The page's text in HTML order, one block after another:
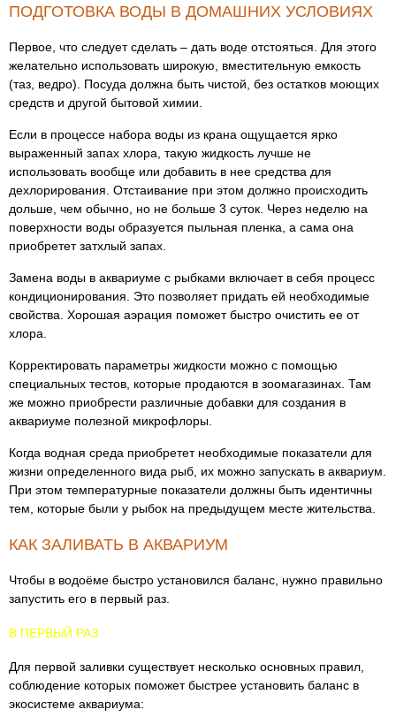
ПОДГОТОВКА ВОДЫ В ДОМАШНИХ УСЛОВИЯХ
Первое, что следует сделать – дать воде отстояться. Для этого
желательно использовать широкую, вместительную емкость
(таз, ведро). Посуда должна быть чистой, без остатков моющих
средств и другой бытовой химии.
Если в процессе набора воды из крана ощущается ярко
выраженный запах хлора, такую жидкость лучше не
использовать вообще или добавить в нее средства для
дехлорирования. Отстаивание при этом должно происходить
дольше, чем обычно, но не больше 3 суток. Через неделю на
поверхности воды образуется пыльная пленка, а сама она
приобретет затхлый запах.
Замена воды в аквариуме с рыбками включает в себя процесс
кондиционирования. Это позволяет придать ей необходимые
свойства. Хорошая аэрация поможет быстро очистить ее от
хлора.
Корректировать параметры жидкости можно с помощью
специальных тестов, которые продаются в зоомагазинах. Там
же можно приобрести различные добавки для создания в
аквариуме полезной микрофлоры.
Когда водная среда приобретет необходимые показатели для
жизни определенного вида рыб, их можно запускать в аквариум.
При этом температурные показатели должны быть идентичны
тем, которые были у рыбок на предыдущем месте жительства.
КАК ЗАЛИВАТЬ В АКВАРИУМ
Чтобы в водоёме быстро установился баланс, нужно правильно
запустить его в первый раз.
В ПЕРВЫЙ РАЗ
Для первой заливки существует несколько основных правил,
соблюдение которых поможет быстрее установить баланс в
экосистеме аквариума: